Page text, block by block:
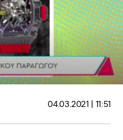
04.03.2021 | 11:51